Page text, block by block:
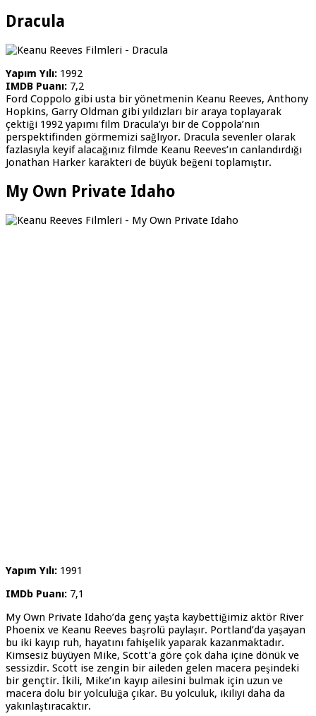
Dracula
Yapım Yılı: 1992
IMDB Puanı: 7,2
Ford Coppolo gibi usta bir yönetmenin Keanu Reeves, Anthony
Hopkins, Garry Oldman gibi yıldızları bir araya toplayarak
çektiği 1992 yapımı film Dracula’yı bir de Coppola’nın
perspektifinden görmemizi sağlıyor. Dracula sevenler olarak
fazlasıyla keyif alacağınız filmde Keanu Reeves’ın canlandırdığı
Jonathan Harker karakteri de büyük beğeni toplamıştır.
My Own Private Idaho
Yapım Yılı: 1991
IMDb Puanı: 7,1
My Own Private Idaho’da genç yaşta kaybettiğimiz aktör River
Phoenix ve Keanu Reeves başrolü paylaşır. Portland’da yaşayan
bu iki kayıp ruh, hayatını fahişelik yaparak kazanmaktadır.
Kimsesiz büyüyen Mike, Scott’a göre çok daha içine dönük ve
sessizdir. Scott ise zengin bir aileden gelen macera peşindeki
bir gençtir. İkili, Mike’ın kayıp ailesini bulmak için uzun ve
macera dolu bir yolculuğa çıkar. Bu yolculuk, ikiliyi daha da
yakınlaştıracaktır.